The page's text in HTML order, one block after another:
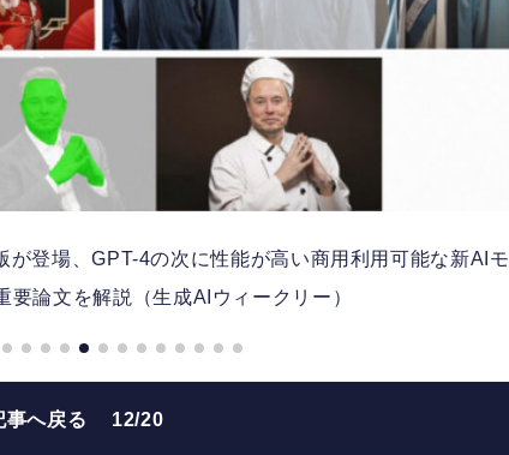
登場、GPT-4の次に性能が高い商用利用可能な新AIモ
論文を解説（生成AIウィークリー）
事へ戻る 12/20